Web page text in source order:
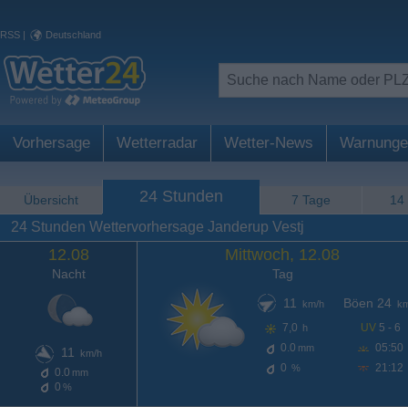
RSS | Deutschland
Vorhersage Wetterradar Wetter-News
Übersicht 24 Stunden 7 Tage 14
24 Stunden Wettervorhersage Janderup Vestj
12.08
Nacht
11 km/h
0.0 mm
0 %
Mittwoch, 12.08
Tag
11
km/h
7,0 h
0.0 mm
0 %
Böen 24
UV 5 - 6
05:50
21:12